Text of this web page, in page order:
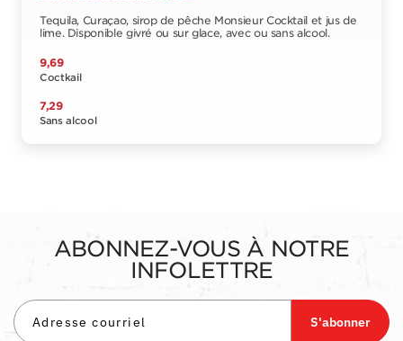
Tequila, Curaçao, sirop de pêche Monsieur Cocktail et jus de
lime. Disponible givré ou sur glace, avec ou sans alcool.
9,69
Coctkail
7,29
Sans alcool
ABONNEZ-VOUS À NOTRE
INFOLETTRE
S'abonner